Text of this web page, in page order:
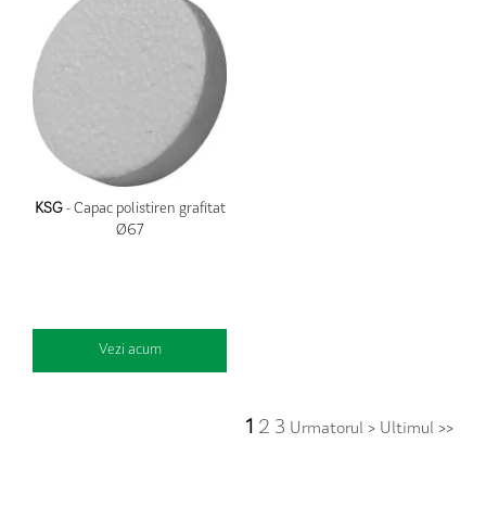
KSG- Capac polistiren grafitat
Ø67
Vezi acum
1 2 3 Urmatorul > Ultimul >>